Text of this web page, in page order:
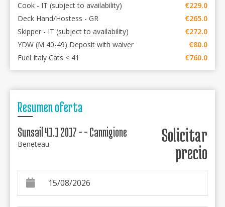
Cook - IT (subject to availability)
€229.0
Deck Hand/Hostess - GR
€265.0
Skipper - IT (subject to availability)
€272.0
YDW (M 40-49) Deposit with waiver
€80.0
Fuel Italy Cats < 41
€760.0
Resumen oferta
Sunsail 41.1 2017 - - Cannigione
Beneteau
Solicitar
precio